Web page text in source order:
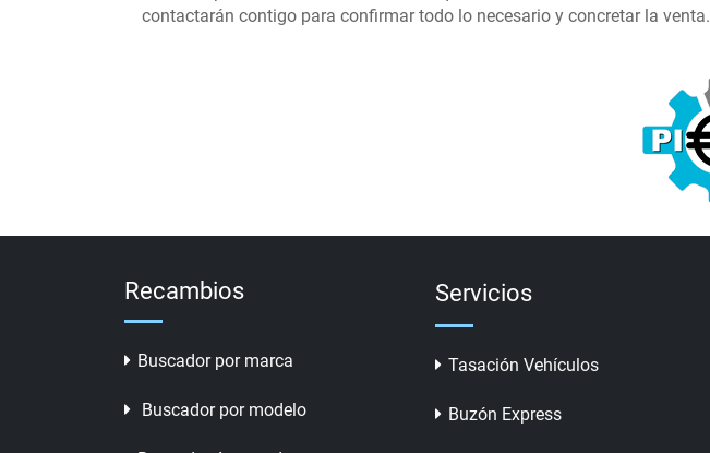
contactarán contigo para confirmar todo lo necesario y concretar la venta.
Recambios
Buscador por marca
Buscador por modelo
Servicios
Tasación Vehículos
Buzón Express